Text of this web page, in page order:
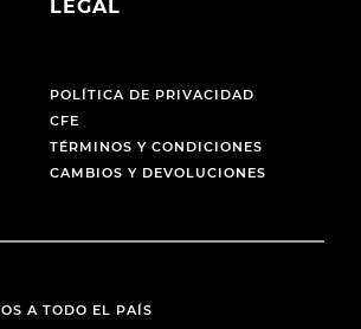
LEGAL
POLÍTICA DE PRIVACIDAD
CFE
TÉRMINOS Y CONDICIONES
CAMBIOS Y DEVOLUCIONES
A TODO EL PAÍS